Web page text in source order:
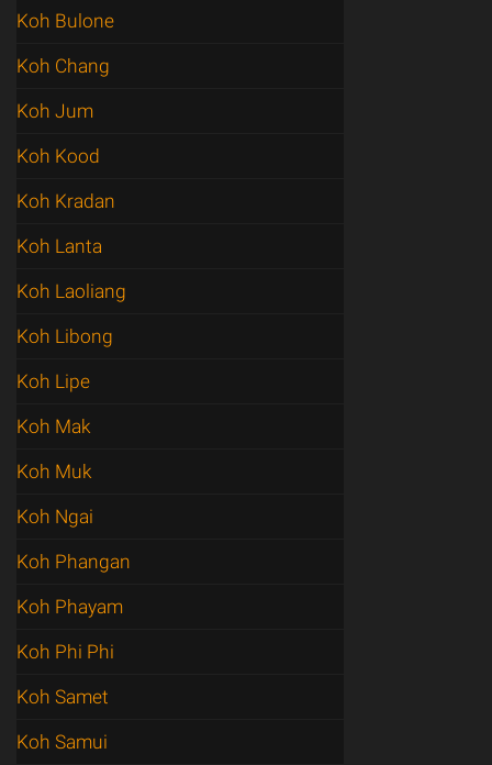
Koh Bulone
Koh Chang
Koh Jum
Koh Kood
Koh Kradan
Koh Lanta
Koh Laoliang
Koh Libong
Koh Lipe
Koh Mak
Koh Muk
Koh Ngai
Koh Phangan
Koh Phayam
Koh Phi Phi
Koh Samet
Koh Samui